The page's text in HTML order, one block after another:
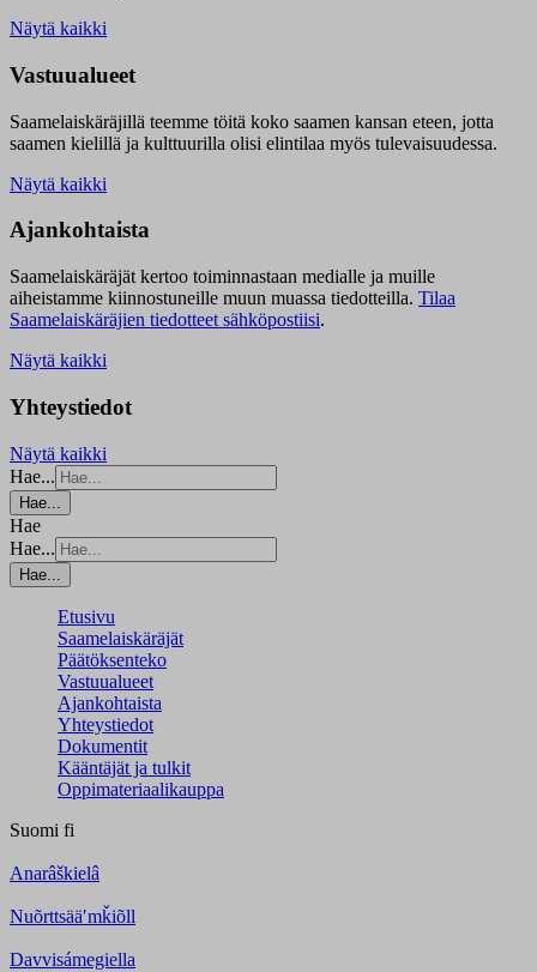
Näytä kaikki
Vastuualueet
Saamelaiskäräjillä teemme töitä koko saamen kansan eteen, jotta
saamen kielillä ja kulttuurilla olisi elintilaa myös tulevaisuudessa.
Näytä kaikki
Ajankohtaista
Saamelaiskäräjät kertoo toiminnastaan medialle ja muille
aiheistamme kiinnostuneille muun muassa tiedotteilla. Tilaa
Saamelaiskäräjien tiedotteet sähköpostiisi.
Näytä kaikki
Yhteystiedot
Näytä kaikki
Hae...
Hae...
Hae
Hae...
Hae...
Etusivu
Saamelaiskäräjät
Päätöksenteko
Vastuualueet
Ajankohtaista
Yhteystiedot
Dokumentit
Kääntäjät ja tulkit
Oppimateriaalikauppa
Suomi fi
Anarâškielâ
Nuõrttsääʹmǩiõll
Davvisámegiella